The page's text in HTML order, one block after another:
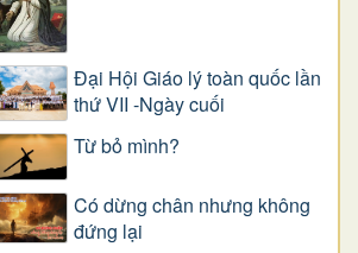
Đại Hội Giáo lý toàn quốc lần
thứ VII -Ngày cuối
Từ bỏ mình?
Có dừng chân nhưng không
đứng lại